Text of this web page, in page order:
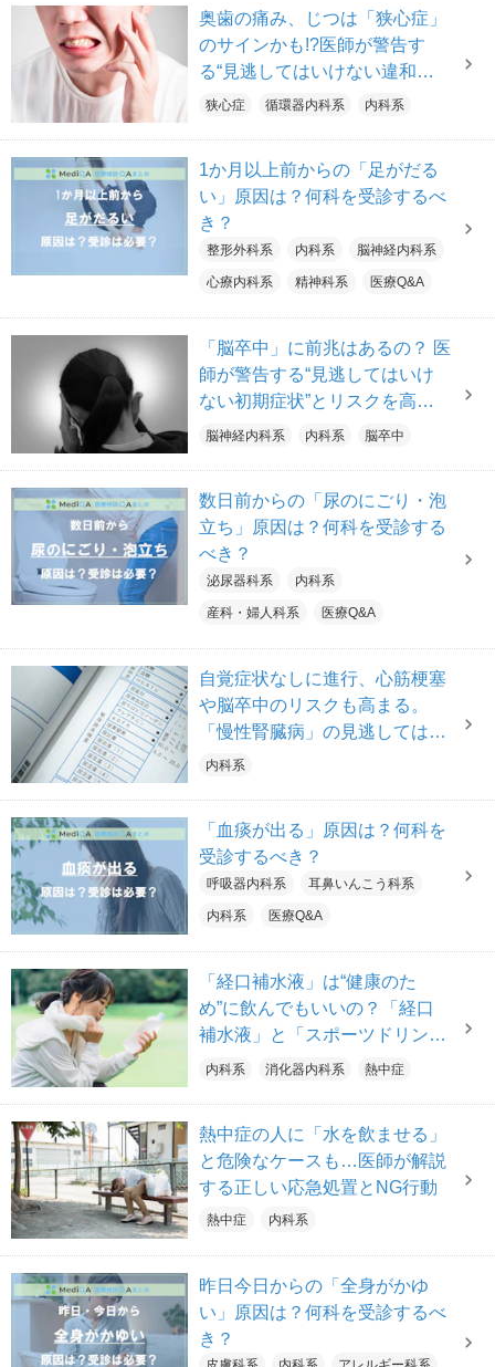
奥歯の痛み、じつは「狭心症」
のサインかも!?医師が警告す
る“見逃してはいけない違和
感”と発症リスクを高める生活
狭心症 循環器内科系 内科系
1か月以上前からの「足がだる
い」原因は？何科を受診するべ
き？
整形外科系 内科系 脳神経内科系
心療内科系 精神科系 医療Q&A
「脳卒中」に前兆はあるの？ 医
師が警告する“見逃してはいけ
ない初期症状”とリスクを高め
る生活習慣【医師解説】
脳神経内科系 内科系 脳卒中
数日前からの「尿のにごり・泡
立ち」原因は？何科を受診する
べき？
泌尿器科系 内科系
産科・婦人科系 医療Q&A
自覚症状なしに進行、心筋梗塞
や脳卒中のリスクも高まる。
「慢性腎臓病」の見逃してはい
けないサインとは？【医師解
内科系
「血痰が出る」原因は？何科を
受診するべき？
呼吸器内科系 耳鼻いんこう科系
内科系 医療Q&A
「経口補水液」は“健康のた
め”に飲んでもいいの？「経口
補水液」と「スポーツドリン
ク」の違いとは【医師解説】
内科系 消化器内科系 熱中症
熱中症の人に「水を飲ませる」
と危険なケースも…医師が解説
する正しい応急処置とNG行動
熱中症 内科系
昨日今日からの「全身がかゆ
い」原因は？何科を受診するべ
き？